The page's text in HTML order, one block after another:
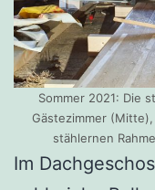
Sommer 2021: Die
Gästezimmer
stählernen
Im